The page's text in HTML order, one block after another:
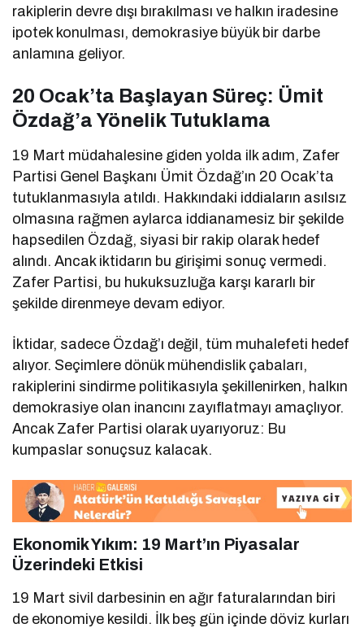
rakiplerin devre dışı bırakılması ve halkın iradesine
ipotek konulması, demokrasiye büyük bir darbe
anlamına geliyor.
20 Ocak’ta Başlayan Süreç: Ümit
Özdağ’a Yönelik Tutuklama
19 Mart müdahalesine giden yolda ilk adım, Zafer
Partisi Genel Başkanı Ümit Özdağ’ın 20 Ocak’ta
tutuklanmasıyla atıldı. Hakkındaki iddiaların asılsız
olmasına rağmen aylarca iddianamesiz bir şekilde
hapsedilen Özdağ, siyasi bir rakip olarak hedef
alındı. Ancak iktidarın bu girişimi sonuç vermedi.
Zafer Partisi, bu hukuksuzluğa karşı kararlı bir
şekilde direnmeye devam ediyor.
İktidar, sadece Özdağ’ı değil, tüm muhalefeti hedef
alıyor. Seçimlere dönük mühendislik çabaları,
rakiplerini sindirme politikasıyla şekillenirken, halkın
demokrasiye olan inancını zayıflatmayı amaçlıyor.
Ancak Zafer Partisi olarak uyarıyoruz: Bu
kumpaslar sonuçsuz kalacak.
Ekonomik Yıkım: 19 Mart’ın Piyasalar
Üzerindeki Etkisi
19 Mart sivil darbesinin en ağır faturalarından biri
de ekonomiye kesildi. İlk beş gün içinde döviz kurları